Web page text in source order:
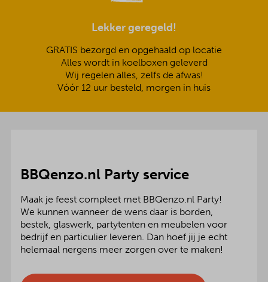
Lekker geregeld!
GRATIS bezorgd en opgehaald op locatie
Alles wordt in koelboxen geleverd
Wij regelen alles, zelfs de afwas!
Vóór 12 uur besteld, morgen in huis
BBQenzo.nl Party service
Maak je feest compleet met BBQenzo.nl Party!
We kunnen wanneer de wens daar is borden,
bestek, glaswerk, partytenten en meubelen voor
bedrijf en particulier leveren. Dan hoef jij je echt
helemaal nergens meer zorgen over te maken!